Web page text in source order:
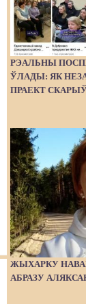
РЭАЛЬНЫ
ЎЛАДЫ: ЯК
ПРАЕКТ СКАРЫЎ
ЖЫХАРКУ
АБРАЗУ